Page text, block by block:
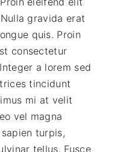
gravida erat
quis. Proin
consectetur
a lorem sed
tincidunt
mi at velit
vel magna
turpis,
tellus. Fusce